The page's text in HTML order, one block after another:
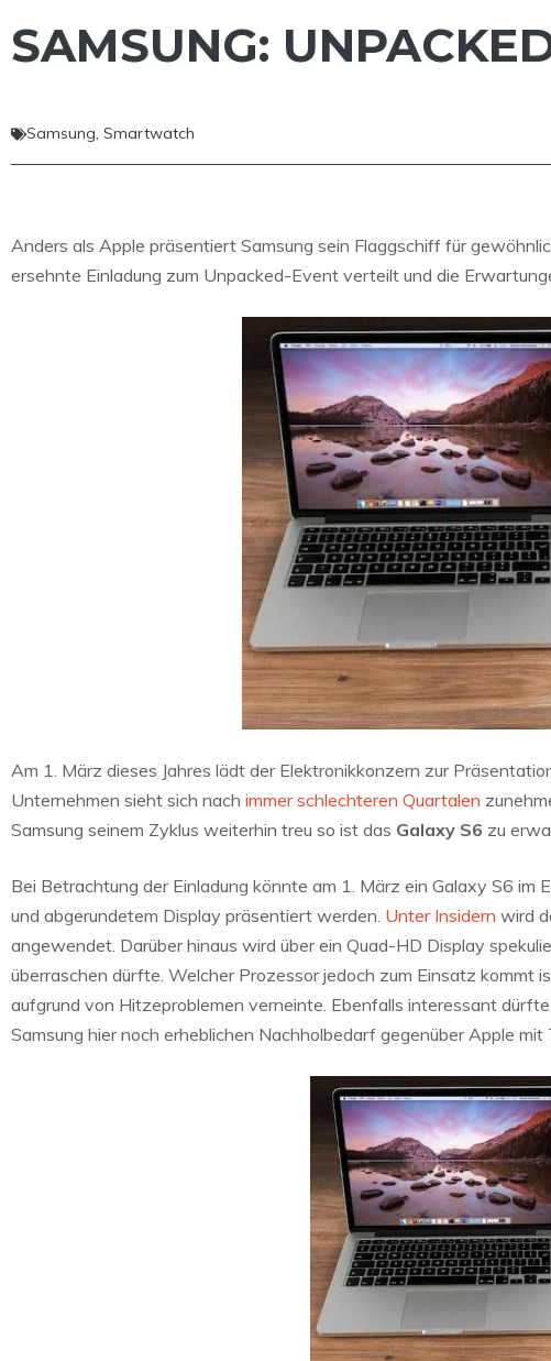
SAMSUNG:
Samsung, Smartwatch
Anders als Apple präsentiert Samsung sein Flaggschiff für
ersehnte Einladung zum Unpacked-Event verteilt und die
Am 1. März dieses Jahres lädt der Elektronikkonzern zur
Unternehmen sieht sich nach immer schlechteren Quartalen
Samsung seinem Zyklus weiterhin treu so ist das Galaxy S6 zu
Bei Betrachtung der Einladung könnte am 1. März ein Galaxy S6
und abgerundetem Display präsentiert werden. Unter Insidern wird
angewendet. Darüber hinaus wird über ein Quad-HD Display
überraschen dürfte. Welcher Prozessor jedoch zum Einsatz kommt
aufgrund von Hitzeproblemen verneinte. Ebenfalls interessant
Samsung hier noch erheblichen Nachholbedarf gegenüber Apple mit